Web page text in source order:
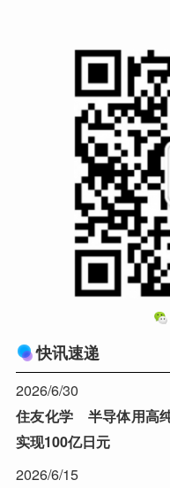
快讯速递
2026/6/30
住友化学 半导体用高
实现100亿日元
2026/6/15